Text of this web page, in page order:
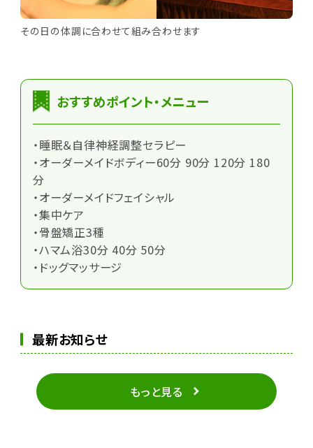
その日の体調に合わせて組み合わせます
おすすめポイント・メニュー
・睡眠＆自律神経調整セラピー
・オーダーメイドボディー60分 90分 120分 180
分
・オーダーメイドフェイシャル
・集中ケア
・骨盤矯正3種
・ハマム浴30分 40分 50分
・ドッグマッサージ
最新お知らせ
もっと見る